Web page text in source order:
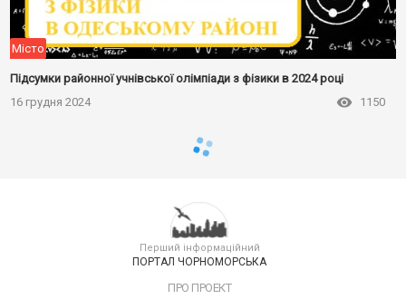
Місто
Підсумки районної учнівської олімпіади з фізики в 2024 році
16 грудня 2024
1150
Перший інформаційний
ПОРТАЛ ЧОРНОМОРСЬКА
ПРО ПРОЕКТ